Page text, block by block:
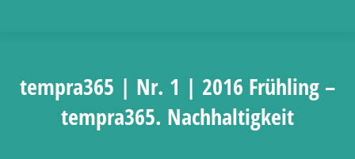
tempra365 | Nr. 1 | 2016 Frühling –
tempra365. Nachhaltigkeit